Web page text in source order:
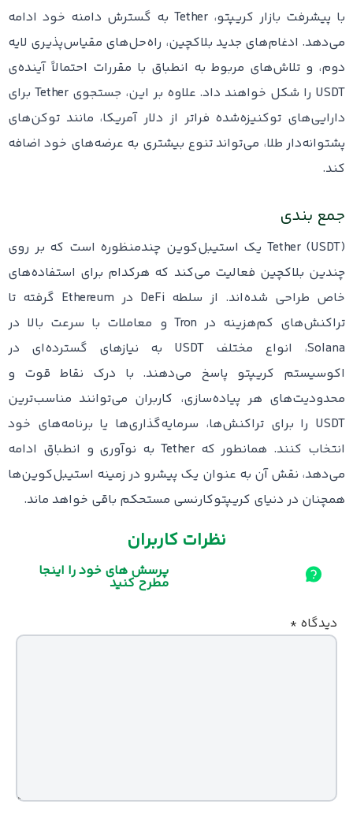
با پیشرفت بازار کریپتو، Tether به گسترش دامنه خود ادامه
می‌دهد. ادغام‌های جدید بلاکچین، راه‌حل‌های مقیاس‌پذیری لایه
دوم، و تلاش‌های مربوط به انطباق با مقررات احتمالاً آینده‌ی
USDT را شکل خواهند داد. علاوه بر این، جستجوی Tether برای
دارایی‌های توکنیزه‌شده فراتر از دلار آمریکا، مانند توکن‌های
پشتوانه‌دار طلا، می‌تواند تنوع بیشتری به عرضه‌های خود اضافه
کند.
جمع بندی
Tether (USDT) یک استیبل‌کوین چندمنظوره است که بر روی
چندین بلاکچین فعالیت می‌کند که هرکدام برای استفاده‌های
خاص طراحی شده‌اند. از سلطه DeFi در Ethereum گرفته تا
تراکنش‌های کم‌هزینه در Tron و معاملات با سرعت بالا در
Solana، انواع مختلف USDT به نیازهای گسترده‌ای در
اکوسیستم کریپتو پاسخ می‌دهند. با درک نقاط قوت و
محدودیت‌های هر پیاده‌سازی، کاربران می‌توانند مناسب‌ترین
USDT را برای تراکنش‌ها، سرمایه‌گذاری‌ها یا برنامه‌های خود
انتخاب کنند. همانطور که Tether به نوآوری و انطباق ادامه
می‌دهد، نقش آن به عنوان یک پیشرو در زمینه استیبل‌کوین‌ها
همچنان در دنیای کریپتوکارنسی مستحکم باقی خواهد ماند.
نظرات کاربران
پرسش های خود را اینجا
مطرح کنید
دیدگاه *